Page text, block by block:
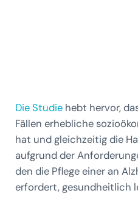
Die Studiehebt hervor,
Fällen erhebliche
hat und gleichzeitig die
aufgrund der
den die Pflege einer an
erfordert, gesundheitlich